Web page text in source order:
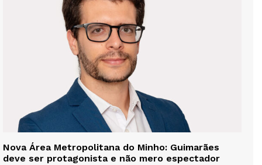
Nova Área Metropolitana do Minho: Guimarães
deve ser protagonista e não mero espectador